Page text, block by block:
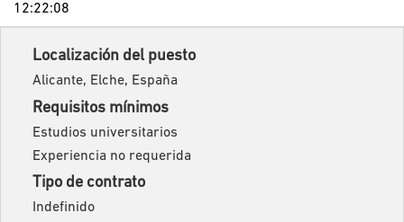
12:22:08
Localización del puesto
Alicante, Elche, España
Requisitos mínimos
Estudios universitarios
Experiencia no requerida
Tipo de contrato
Indefinido